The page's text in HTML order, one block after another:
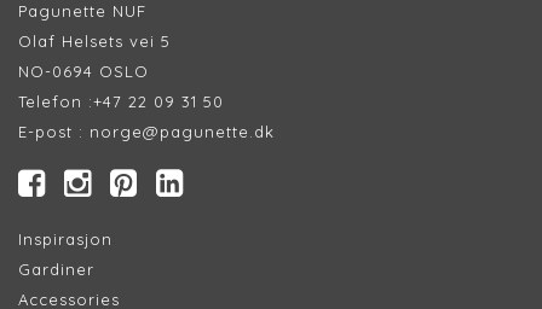
Pagunette NUF
Olaf Helsets vei 5
NO-0694 OSLO
Telefon :+47 22 09 31 50
E-post : norge@pagunette.dk
Inspirasjon
Gardiner
Accessories